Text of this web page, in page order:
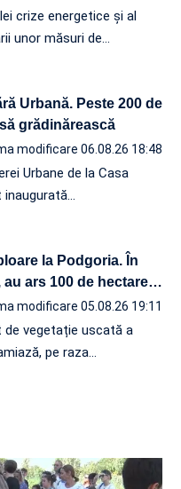
crize energetice și al
unor măsuri de…
Urbană. Peste 200 de
grădinărească
modificare 06.08.26 18:48
Urbane de la Casa
inaugurată…
la Podgoria. În
ars 100 de hectare…
modificare 05.08.26 19:11
de vegetație uscată a
pe raza…